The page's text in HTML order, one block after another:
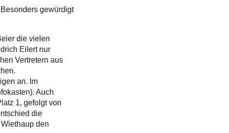
gewürdigt
die vielen
Eilert nur
Vertretern aus
an. Im
Auch
1, gefolgt von
die
den